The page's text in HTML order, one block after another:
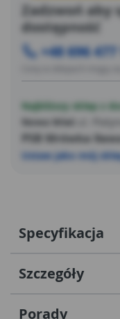
Zadzwoń aby
dostępność
+48 696
Najbliższy sklep z
Nowa Wieś
PSB Mrówka
Ustaw jako mój
Specyfikacja
Szczegóły
Porady